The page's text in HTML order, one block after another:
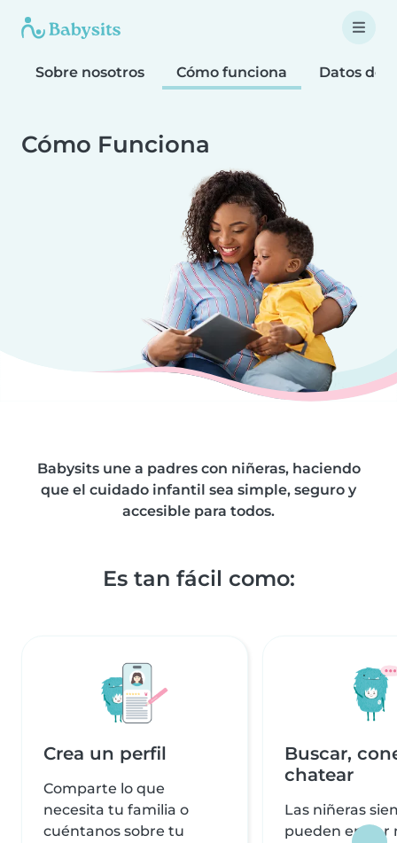
Sobre nosotros Cómo funciona Datos de
Cómo Funciona
Babysits une a padres con niñeras, haciendo
que el cuidado infantil sea simple, seguro y
accesible para todos.
Es tan fácil como:
Crea un perfil
Comparte lo que
necesita tu familia o
cuéntanos sobre tu
Buscar,
chatear
Las niñeras
pueden enviar